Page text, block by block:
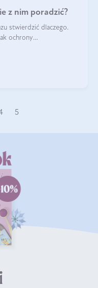
z nim poradzić?
stwierdzić dlaczego.
ochrony
5